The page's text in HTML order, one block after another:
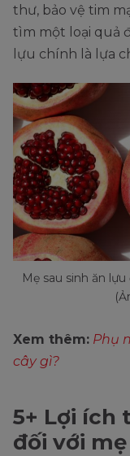
thư, bảo vệ tim
tìm một loại quả
lựu chính là lựa
Mẹ sau sinh ăn
Xem thêm: Phụ
cây gì?
5+ Lợi ích
đối với